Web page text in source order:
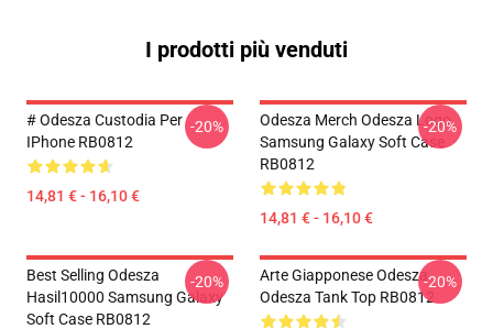
I prodotti più venduti
# Odesza Custodia Per
IPhone RB0812
14,81 € - 16,10 €
-20%
Odesza Merch Odesza Logo
Samsung Galaxy Soft Case
RB0812
14,81 € - 16,10 €
-20%
Best Selling Odesza
Hasil10000 Samsung Galaxy
Soft Case RB0812
-20%
Arte Giapponese Odesza
Odesza Tank Top RB0812
-20%